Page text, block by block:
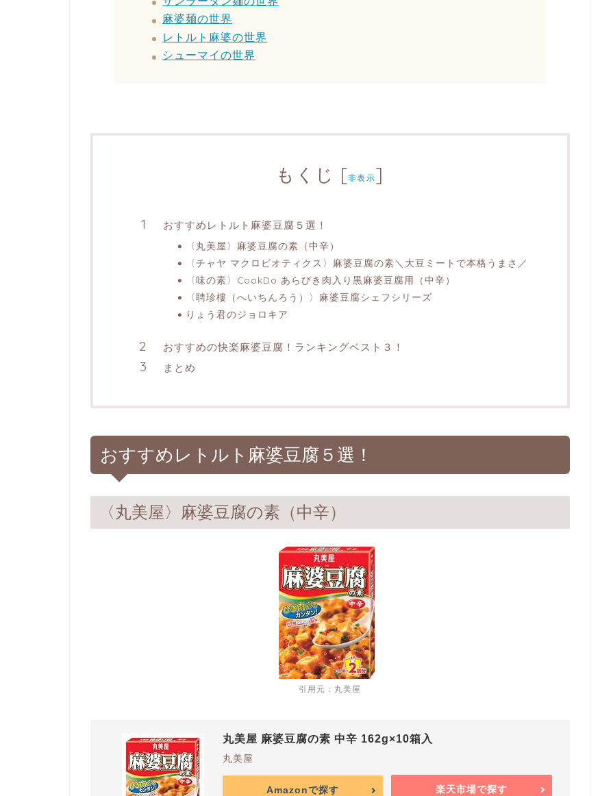
麻婆麺の世界
レトルト麻婆の世界
シューマイの世界
もくじ [非表示]
おすすめレトルト麻婆豆腐５選！
〈丸美屋〉麻婆豆腐の素（中辛）
〈チャヤ マクロビオティクス〉麻婆豆腐の素＼大豆ミートで本格うまさ／
〈味の素〉CookDo あらびき肉入り黒麻婆豆腐用（中辛）
〈聘珍樓（へいちんろう）〉麻婆豆腐シェフシリーズ
りょう君のジョロキア
おすすめの快楽麻婆豆腐！ランキングベスト３！
まとめ
おすすめレトルト麻婆豆腐５選！
〈丸美屋〉麻婆豆腐の素（中辛）
引用元：丸美屋
丸美屋 麻婆豆腐の素 中辛 162g×10箱入
丸美屋
Amazonで探す 楽天市場で探す